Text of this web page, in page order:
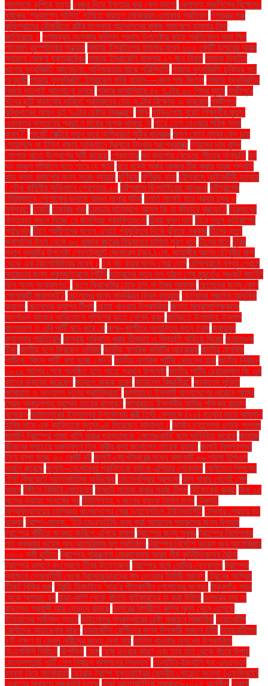
সদস্যকে কুপিয়ে হত্যা খেজুর দিয়ে ইফতার করা কেন ভালো খেলাফত মজলিসের বিক্ষোভ:
ধর্ষকের ‘প্রকাশ্যে শাস্তি’ দাবিতে বায়তুল মোকাররম এলাকায় প্রতিবাদ গণতন্ত্র মঞ্চ
কুড়িগ্রামের রৌমারীতে রাষ্ট্র সংস্কার আন্দোলনের কৃষক সমাবেশে হামলার নিন্দা
জানিয়েছে। গণমাধ্যম সংস্কার কমিশন প্রধান উপদেষ্টার কাছে প্রতিবেদন জমা দিল
গতকাল বৃহস্পতিবার সন্ধ্যায় গাজায় ইসরাইলের হামলার মধ্যে ৮০০ কোটি ডলারের অস্ত্র
সহায়তা ঘোষণা যুক্তরাষ্ট্রের গাজায় ইসরায়েলি হামলায় ১৭ জন নিহত গাজায় দ্বিতীয়
ধাপের যুদ্ধবিরতি আলোচনা: অনিশ্চয়তার মাঝে পরিস্থিতি গাজায় যুদ্ধবিরতি চুক্তির শর্ত
অনুযায়ী গাজায় যুদ্ধবিরতি: ইসরায়েল নাকি হামাস—কোন পক্ষ জিতল গাজায় যুদ্ধবিরতির
বিষয়ে ভালোই আলোচনা চলছে গাজার জাবালিয়ায় ৪৮ ঘণ্টায় ৫০ শিশুর মৃত্যু গাজীপুরে
ঈদের ছুটি বাড়ানোর দাবিতে শ্রমিকদের দেড় ঘণ্টার বিক্ষোভ ও অবরোধ গাজীপুরে
ঝুটগুদামের আগুন দুই ঘণ্টার চেষ্টায় নিয়ন্ত্রণে গাড়ি গাড়িচাপায় বুয়েট শিক্ষার্থীর মৃত্যু:
একমাত্র সন্তানের প্রয়াণে মায়ের অশ্রু থামছে না গায়ে তেল দেওয়ার সঠিক সময়
কখন?" গার্মেন্ট সেক্টরে নতুন করে অস্থিরতা সৃষ্টির ষড়যন্ত্র গুগল ফোন নম্বর কেন চায়
গোয়ালন্দে মা ইলিশ রক্ষায় অভিযানে ট্রলারে উদ্ধার আগ্নেয়াস্ত্র গ্যাসের দাম বৃদ্ধি
পোশাক খাতে উদ্বেগের সৃষ্টি করেছে গ্রেফতার ঘন কুয়াশায় বেড়েছে শীতের অনুভূতি ঘন
ঘন আঙুল মটকালে হতে পারে যে ক্ষতি ঘরে বসেই ভ্রুর আকার ঠিক করার সহজ পদ্ধতি
ঘাড় ব্যথা কমানোর জন্য সহজ ব্যায়াম ঘূর্ণিঝড় ঘূর্ণিঝড় দানা চট্টগ্রামে আইনজীবী হত্যায়
: যৌথ বাহিনীর অভিযানে গ্রেপ্তার ২০ চট্টগ্রামে ছিনতাইয়ের আতঙ্ক চট্টগ্রামের
টেরিবাজারে পোশাকের গুদামে আগুন লাগার ঘটনা চলতি মাসেই হবে প্রথম চন্দ্র ও
সূর্যগ্রহণ চাকরি চাকরির খবর চামড়ার মানিব্যাগ আসল কি না কীভাবে বুঝবেন? চারপাশের
বাস্তবতা বদলে দিচ্ছে যে জনপ্রিয় প্রযুক্তিগুলো চিন্ময় কৃষ্ণ দাস চীনে নতুন ভাইরাসের
প্রাদুর্ভাব চীনে প্রবীণদের যত্নে এআই প্রযুক্তির দিকে ঝুঁকছে সরকার চীনের নতুন
জ্বালানির উৎস থেকে ৬০ হাজার বছরের বিদ্যুতের চাহিদা পূরণ হবে চীনের মতে চুরির
স্থান স্বরাষ্ট্র উপদেষ্টা লেফটেন্যান্ট জেনারেল (অব.) মো. জাহাঙ্গীর আলম চৌধুরীর বাসা
থেকে এক কিলোমিটারের মধ্যে। চুল বড় করার জন্য সেরা তেল চৌদ্দগ্রামে বন্ধুর প্রেমে
সহায়তার জন্য স্কুলছাত্রকে পিটুনি ছাত্রদের নতুন দল গঠনে শেষ মুহূর্তেও সঙ্কট কাটেনি
ছিল অন্য সংক্রমণও" ছেলে ক্রিকেটার হোক চান না উমর আকমল ছেলেদের জন্য কোন
পোশাকটি মানানসই? ছেলেদের জন্য সানস্ক্রিন ক্রিম ব্যবহার ছেলেদের পছন্দের আধুনিক
ফ্যাশন ছেলেদের ফ্যাশন টিপস ছোলা খাওয়ার উপকারিতা জনতা মাদ্রাসাশিক্ষককে
অশোভন কাজের অভিযোগে পুলিশের হাতে সোপর্দ করল জমিয়তে উলামায়ে ইসলাম
বাংলাদেশ ও এবি পার্টি মনে করে যে জম্মু–কাশ্মীরে অশান্তির নতুন তরঙ্গ জরায়ুমুখ
ক্যানসার প্রতিরোধ জলবায়ু পরিবর্তন খরার তীব্রতা ও বিস্তৃতি বাড়িয়ে দিচ্ছে জলাতঙ্ক
টিকা জাতীয় দলে ফিরছেন তামিম! জাতীয় নাগরিক কমিটির আহ্বায়ক জাতীয় নাগরিক
পার্টিকে ‘কিংস পার্টি’ বলা হচ্ছে কেন? জাতীয় নাগরিক পার্টির নেতৃত্বে যারা জাতীয় নির্বাচন
২০২৫ সালের শেষে অনুষ্ঠিত হতে পারে: প্রধান উপদেষ্টা জাতীয় পার্টির চেয়ারম্যান জি এম
কাদের মন্তব্য করেছেন জানলে অবাক হবেন জানালেন বিজ্ঞানীরা" জানালেন সুনিতা
জামায়াত ও অন্যান্য দলের প্রতিক্রিয়া'' জামায়াতে ইসলামী বাংলাদেশের নায়েবে আমির
সৈয়দ আবদুল্লাহ মুহাম্মদ তাহের বলেছেন জামায়াতে ইসলামীর আমির শফিকুর রহমান
বলেছেন জামালপুরের ইসলামপুর উপজেলায় স্ত্রী তিথী বেগমকে (২৩) হত্যার দায়ে আহসান
হাবিব নামে এক ব্যক্তিকে মৃত্যুদণ্ড দিয়েছেন আদালত। জার্মান চ্যান্সেলর ওলাফ শলৎজ
জার্মানি ট্রাম্পের গাজা খালি করার প্রস্তাবকে 'কেলেঙ্কারি' বলে অভিহিত করেছে জাহাজ
জীবনের সবচেয়ে গুরুত্বপূর্ণ তিন নারীর কথা জানালেন তারেক রহমান জুলাই বিপ্লবগাথা
নিয়ে ছাপা হচ্ছে ৪০ কোটি বই জুলাই-সেপ্টেম্বরের মধ্যে ব্যাংকটি ৬৬ পয়সা ইপিএস
অর্জন করেছে জুলাই–সেপ্টেম্বর প্রান্তিকে ব্যাংক এশিয়ার লোকসান জেইডেন সিলসের
টেস্ট ক্রিকেটে আন্তর্জাতিক অভিষেক জেলেনস্কির প্রশংসা ঝাল খাবার খেলেই মেদ
কমবে টঙ্গীতে বিজিবি মোতায়েন টমেটো সতেজ রাখার সহজ টিপস টাইফয়েড জ্বর: টানা ১৫
মাসের ভয়াবহ সংঘর্ষের পর টিউলিপসহ ৭ জনের ব্যাংক হিসাব তলব টেকসই
বিশ্ববিদ্যালয়ের তালিকায় বাংলাদেশের সেরা ড্যাফোডিল ইউনিভার্সিটি টেসলার শেয়ারে বড়
ধাক্কা ট্রাম্প–মাস্ক: ‘ইউএসএআইডি বন্ধ করা আমাদের শত্রুদের জন্য উপহার
ট্রাম্পের ঘাঁটিতে জনমত জরিপে এগিয়ে কমলা ট্রাম্পের জন্য সুখবর ট্রাম্পের নির্দেশনায়
গত শুক্রবার ভয়েস অব আমেরিকার মূল প্রতিষ্ঠান ট্রাম্পের নির্দেশে ভয়েস অব আমেরিকার
১৩০০ কর্মী ছুটিতে ট্রাম্পের পরিকল্পনা মোকাবেলায় আরব শীর্ষ কূটনীতিকদের বৈঠক
ট্রাম্পের ভাষণে কংগ্রেসে তীব্র উত্তেজনা ট্রাম্পের সঙ্গে মোদির ফোনালাপ ট্রাম্পের
স্বাক্ষরে সেনাবাহিনী থেকে ট্রান্সজেন্ডারদের বাদ দেওয়ার নির্বাহী আদেশ ট্রেনের অগ্রিম
টিকিট বিক্রি শুরু ট্রেন্ডি ডিজাইনে 'সারা'র শীতকালীন পোশাকের সংগ্রহ ঠাকুরগাঁও শহর
থেকে অপহৃত হন ঠান্ডা-কাশি থেকে বাঁচতে বাইকারদের যা করা উচিত ডলারের দাম না
বাড়লেও প্রবাসী আয় যেভাবে বাড়ছে ডলারের বিপরীতে রুপির মূল্য নেমে এসেছে
ইতিহাসের সর্বনিম্ন স্তরে ডাইনোসর পুনরুদ্ধারের চেষ্টা করছেন বিজ্ঞানীরা ডায়াবেটিস
রোগীদের আতঙ্কের কারণ ডায়াবেটিস রোগীদের জন্য উপকারী সজনে ডাঁটা ডায়াবেটিসের
৪টি লক্ষণ যা কেবল নারীদের মধ্যে দেখা যায় ডালিম খাওয়ার অসংখ্য উপকারিতা
ডিএসসিসি নির্বাচন ডিপসিক ডেঙ্গু ডেঙ্গু হওয়ার কারণ এবং তার হাত থেকে বাঁচার উপায়
ডেভেলপমেন্ট পার্টি পেল নির্বাচন কমিশনের নিবন্ধন" ডেসটিনি-ইভ্যালি সহ এমএলএম
ব্যবসা নিয়ে সতর্কবার্তা ডোনাল্ড ট্রাম্প যুক্তরাষ্ট্রের কেন্দ্রীয় গোয়েন্দা সংস্থা (এফবিআই)
ড্রোনের মাধ্যমে নজরদারি চলছে ঢাকা আন্তর্জাতিক ম্যারাথন-২০২৫ অনুষ্ঠিত ঢাকায়